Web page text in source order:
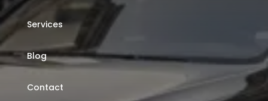
Services
Blog
Contact